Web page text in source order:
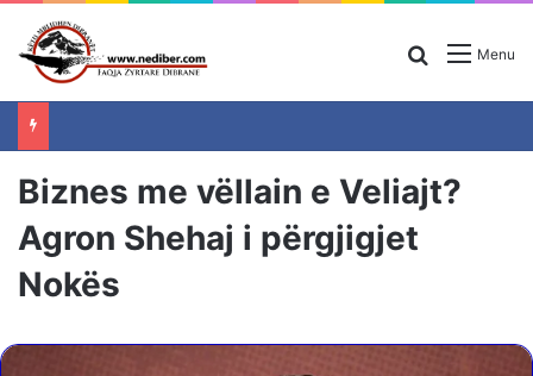
Menu
Search for
Biznes me vëllain e Veliajt?
Agron Shehaj i përgjigjet
Nokës